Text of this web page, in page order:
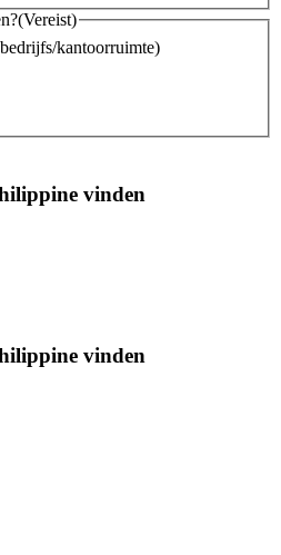
(Vereist)
kantoorruimte)
vinden
vinden